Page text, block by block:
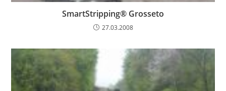
SmartStripping® Grosseto
27.03.2008